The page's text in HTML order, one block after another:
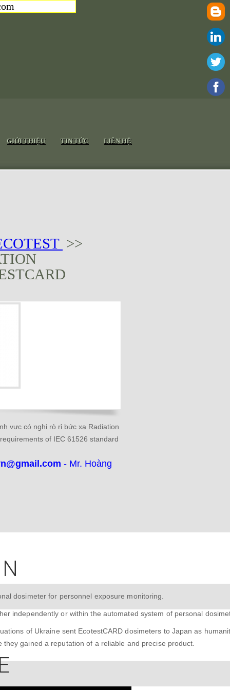
GIỚI THIỆU TIN TỨC LIÊN HỆ
>>
vực có nghi rò rỉ bức xạ Radiation
of IEC 61526 standard
- Mr. Hoàng
dosimeter for personnel exposure monitoring.
independently or within the automated system of personal
of Ukraine sent EcotestCARD dosimeters to Japan as
gained a reputation of a reliable and precise product.